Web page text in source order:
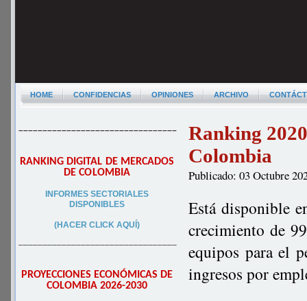
HOME CONFIDENCIAS OPINIONES ARCHIVO
–––––––––––––––––––––––––––––––––
RANKING DIGITAL DE MERCADOS
DE COLOMBIA
INFORMES SECTORIALES
DISPONIBLES
(HACER CLICK AQUÍ)
–––––––––––––––––––––––––––––––––
PROYECCIONES ECONÓMICAS DE
COLOMBIA 2026-2030
Ranking
Colombia
Publicado: 03 Octubre
Está disponible
crecimiento de
equipos para el
ingresos por